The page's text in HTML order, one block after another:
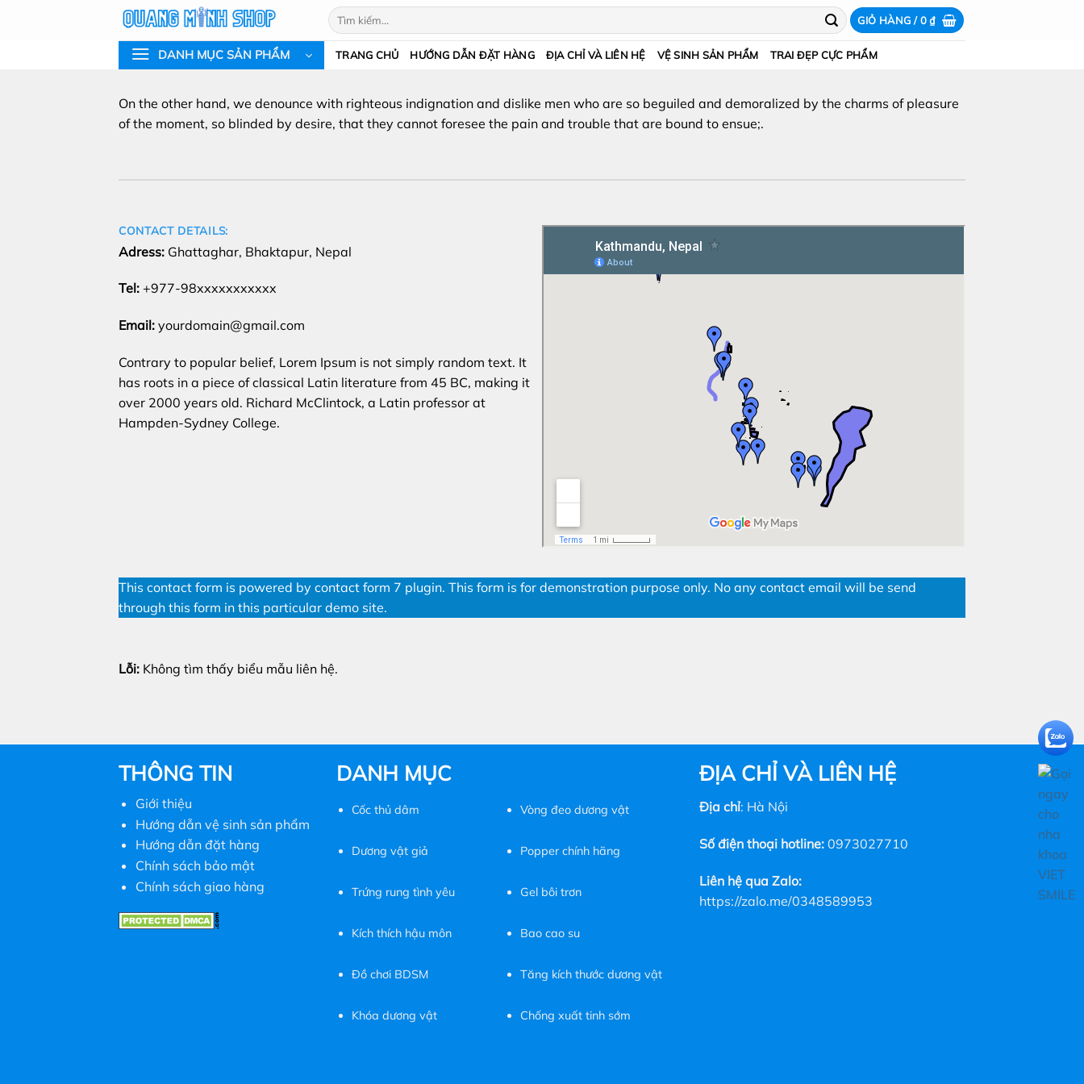
Tìm
kiếm:
GIỎ HÀNG /0₫
DANH MỤC SẢN PHẨM TRANG CHỦ HƯỚNG DẪN ĐẶT HÀNG ĐỊA CHỈ VÀ LIÊN HỆ VỆ SINH SẢN PHẨM TRAI ĐẸP CỰC PHẨM
On the other hand, we denounce with righteous indignation and dislike men who are so beguiled and demoralized by the charms of pleasure
of the moment, so blinded by desire, that they cannot foresee the pain and trouble that are bound to ensue;.
CONTACT DETAILS:
Adress: Ghattaghar, Bhaktapur, Nepal
Tel: +977-98xxxxxxxxxxx
Email: yourdomain@gmail.com
Contrary to popular belief, Lorem Ipsum is not simply random text. It
has roots in a piece of classical Latin literature from 45 BC, making it
over 2000 years old. Richard McClintock, a Latin professor at
Hampden-Sydney College.
This contact form is powered by contact form 7 plugin. This form is for demonstration purpose only. No any contact email will be send
through this form in this particular demo site.
Lỗi: Không tìm thấy biểu mẫu liên hệ.
THÔNG TIN
Giới thiệu
Hướng dẫn vệ sinh sản phẩm
Hướng dẫn đặt hàng
Chính sách bảo mật
Chính sách giao hàng
DANH MỤC
Cốcthủ dâm Vòng đeo dương vật
Dương vật giả Popper chính hãng
Trứng rung tình yêu Gel bôi trơn
Kích thích hậu môn Bao cao su
Đồ chơi BDSM Tăng kích thước dương vật
Khóa dương vật Chống xuất tinh sớm
ĐỊA CHỈ VÀ LIÊN HỆ
Địa chỉ: Hà Nội
Số điện thoại hotline: 0973027710
Liên hệ qua Zalo:
https://zalo.me/0348589953